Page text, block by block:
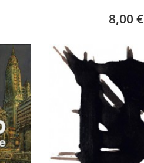
8,00 €